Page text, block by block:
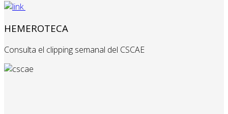
HEMEROTECA
Consulta el clipping semanal del CSCAE